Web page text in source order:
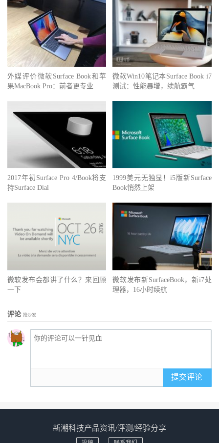
外媒评价微软Surface Book和苹
果MacBook Pro：前者更专业
微软Win10笔记本Surface Book i7
测试：性能暴增，续航霸气
2017年初Surface Pro 4/Book将支
持Surface Dial
1999美元无独显！i5版新Surface
Book悄然上架
微软发布会都讲了什么？来回顾
一下
微软发布新SurfaceBook，新i7处
理器，16小时续航
评论 抢沙发
提交评论
新潮科技产品资讯/评测/经验分享